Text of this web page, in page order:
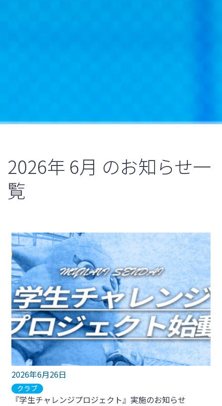
2026年 6月 のお知らせ一
覧
2026年6月26日
クラブ
『学生チャレンジプロジェクト』実施のお知らせ